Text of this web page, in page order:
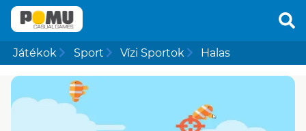
Játékok Sport Vízi Sportok Halas